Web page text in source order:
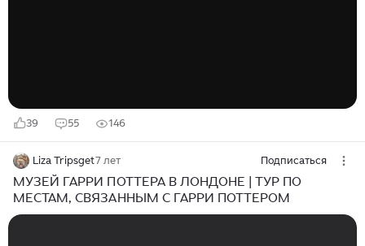
39 55 146
Liza Tripsget7 лет Подписаться
МУЗЕЙ ГАРРИ ПОТТЕРА В ЛОНДОНЕ | ТУР ПО
МЕСТАМ, СВЯЗАННЫМ С ГАРРИ ПОТТЕРОМ